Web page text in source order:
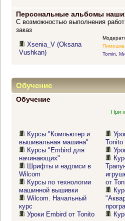
Персональные альбомы
С возможностью выполнения
заказ
Xsenia_V (Oksana
Vushkan)
Пимошка,
Tomin,
Обучение
Обучение
При
Курсы "Компьютер и
вышивальная машина"
Курсы "Embird для
начинающих"
Шрифты и надписи в
Wilcom
Курсы по технологии
машинной вышивки
Wilcom. Начальный
курс
Уроки Embird от Tonito
Tonito
от